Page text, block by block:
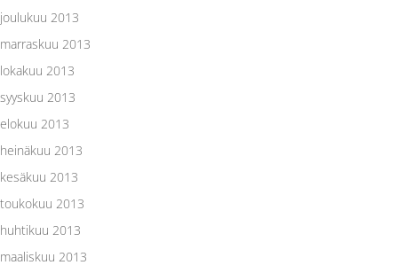
joulukuu 2013
marraskuu 2013
lokakuu 2013
syyskuu 2013
elokuu 2013
heinäkuu 2013
kesäkuu 2013
toukokuu 2013
huhtikuu 2013
maaliskuu 2013